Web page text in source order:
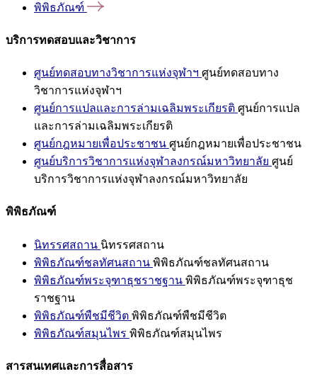
พิพิธภัณฑ์
บริการทดสอบและวิชาการ
ศูนย์ทดสอบทางวิชาการแห่งจุฬาฯ ศูนย์ทดสอบทาง
วิชาการแห่งจุฬาฯ
ศูนย์การแปลและการล่ามเฉลิมพระเกียรติ ศูนย์การแปล
และการล่ามเฉลิมพระเกียรติ
ศูนย์กฎหมายเพื่อประชาชน ศูนย์กฎหมายเพื่อประชาชน
ศูนย์บริการวิชาการแห่งจุฬาลงกรณ์มหาวิทยาลัย ศูนย์
บริการวิชาการแห่งจุฬาลงกรณ์มหาวิทยาลัย
พิพิธภัณฑ์
นิทรรศสถาน นิทรรศสถาน
พิพิธภัณฑ์ชลทัศนสถาน พิพิธภัณฑ์ชลทัศนสถาน
พิพิธภัณฑ์พระจุฑาธุชราชฐาน พิพิธภัณฑ์พระจุฑาธุช
ราชฐาน
พิพิธภัณฑ์พืชมีชีวิต พิพิธภัณฑ์พืชมีชีวิต
พิพิธภัณฑ์สมุนไพร พิพิธภัณฑ์สมุนไพร
สารสนเทศและการสื่อสาร